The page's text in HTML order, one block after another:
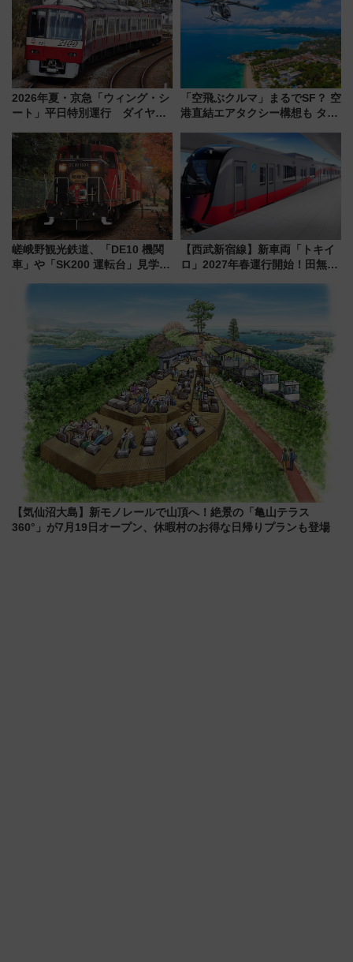
（8/3発売）
2026年夏・京急「ウィング・シ
ート」平日特別運行 ダイヤ・
三浦海岸を堪能できるお出かけ
プランもご紹介
「空飛ぶクルマ」まるでSF？ 空
港直結エアタクシー構想も タイ
嵯峨野観光鉄道、「DE10 機関
車」や「SK200 運転台」見学ツ
【西武新宿線】新車両「トキイ
ロ」2027年春運行開始！田無・
「第2弾」も
【気仙沼大島】新モノレールで山頂へ！絶景の「亀山テラス
360°」が7月19日オープン、休暇村のお得な日帰りプランも登場